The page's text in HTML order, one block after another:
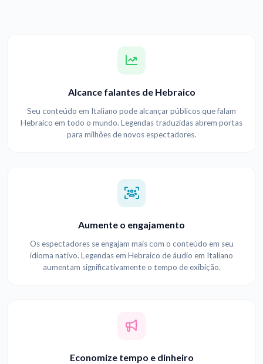
Alcance falantes de Hebraico
Seu conteúdo em Italiano pode alcançar públicos que falam
Hebraico em todo o mundo. Legendas traduzidas abrem portas
para milhões de novos espectadores.
Aumente o engajamento
Os espectadores se engajam mais com o conteúdo em seu
idioma nativo. Legendas em Hebraico de áudio em Italiano
aumentam significativamente o tempo de exibição.
Economize tempo e dinheiro